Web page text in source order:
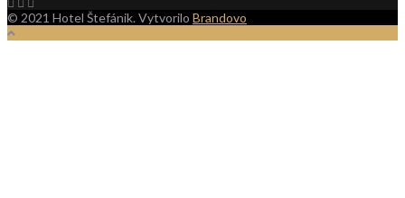
© 2021 Hotel Štefánik. Vytvorilo Brandovo